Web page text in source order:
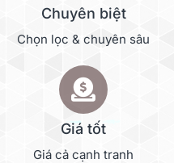
Chuyên biệt
Chọn lọc & chuyên sâu
Giá tốt
Giá cả cạnh tranh